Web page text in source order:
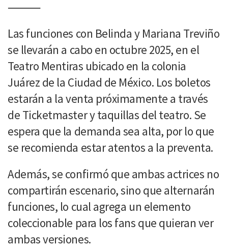
⸻
Las funciones con Belinda y Mariana Treviño
se llevarán a cabo en octubre 2025, en el
Teatro Mentiras ubicado en la colonia
Juárez de la Ciudad de México. Los boletos
estarán a la venta próximamente a través
de Ticketmaster y taquillas del teatro. Se
espera que la demanda sea alta, por lo que
se recomienda estar atentos a la preventa.
Además, se confirmó que ambas actrices no
compartirán escenario, sino que alternarán
funciones, lo cual agrega un elemento
coleccionable para los fans que quieran ver
ambas versiones.